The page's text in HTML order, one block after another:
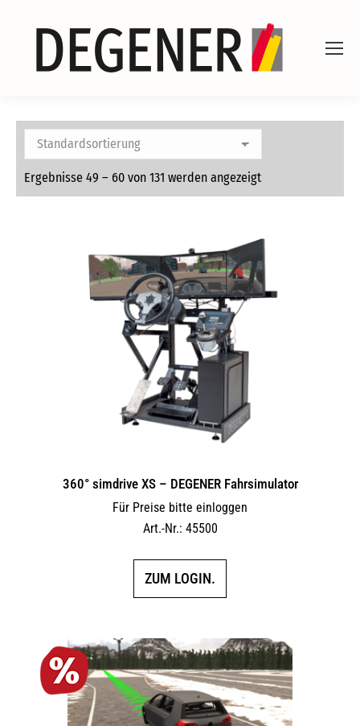
Ergebnisse 49 – 60 von 131 werden angezeigt
360° simdrive XS – DEGENER Fahrsimulator
Für Preise bitte einloggen
Art.-Nr.: 45500
ZUM LOGIN.